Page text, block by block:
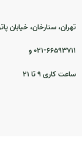
تهران، ستارخان، خیابان پاتریس
۰۲۱-۶۶۵۹۳۷۱۱ و
ساعت کاری ۹ تا ۲۱